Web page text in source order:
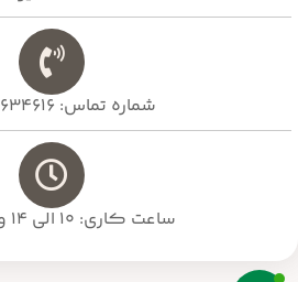
شماره تماس: 09055634616
ساعت کاری: 10 الی 14 و 16 الی 22